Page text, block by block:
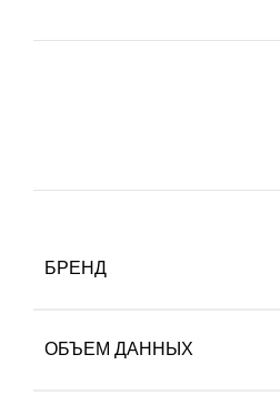
БРЕНД
ОБЪЕМ ДАННЫХ